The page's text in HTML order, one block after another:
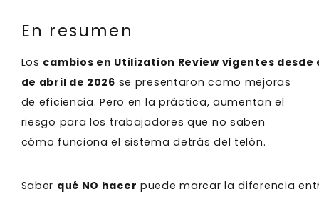
En resumen
Los cambios en Utilization Review vigentes desde
de abril de 2026 se presentaron como mejoras
de eficiencia. Pero en la práctica, aumentan el
riesgo para los trabajadores que no saben
cómo funciona el sistema detrás del telón.
Saber qué NO hacer puede marcar la diferencia